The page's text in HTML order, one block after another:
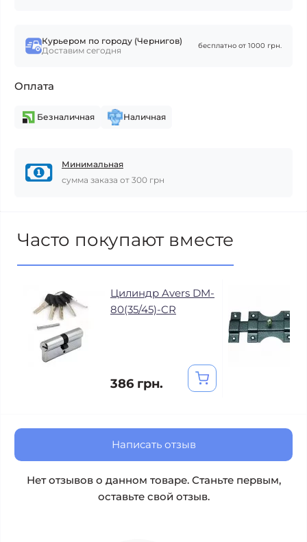
Курьером по городу (Чернигов)
Доставим сегодня
бесплатно от 1000 грн.
Оплата
Безналичная Наличная
Минимальная
сумма заказа от 300 грн
Часто покупают вместе
Цилиндр Avers DM-
80(35/45)-CR
386 грн.
Написать отзыв
Нет отзывов о данном товаре. Станьте первым,
оставьте свой отзыв.